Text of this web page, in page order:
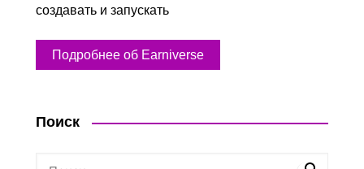
создавать и запускать
Подробнее об Earniverse
Поиск